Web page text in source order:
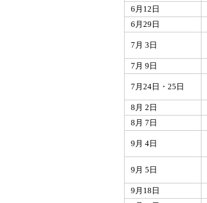
6月12日
6月29日
7月 3日
7月 9日
7月24日・25日
8月 2日
8月 7日
9月 4日
9月 5日
9月18日